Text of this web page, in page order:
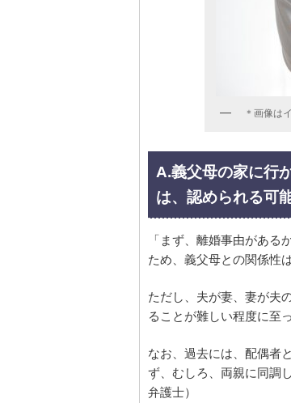
＊画像は
A.義父母の家に行
は、認められる可
「まず、離婚事由があ
ため、義父母との関係性
ただし、夫が妻、妻が夫
ることが難しい程度に至
なお、過去には、配偶者
ず、むしろ、両親に同調
弁護士）